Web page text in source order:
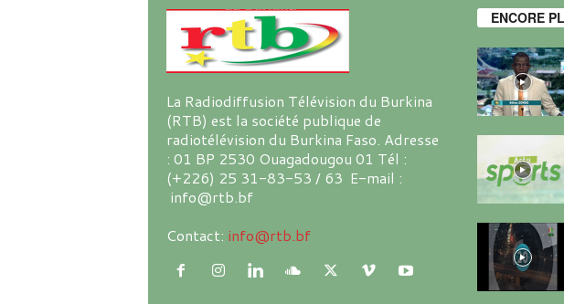
La Radiodiffusion Télévision du Burkina
(RTB) est la société publique de
radiotélévision du Burkina Faso. Adresse
: 01 BP 2530 Ouagadougou 01 Tél :
(+226) 25 31-83-53 / 63 E-mail :
info@rtb.bf
Contact: info@rtb.bf
ENCORE